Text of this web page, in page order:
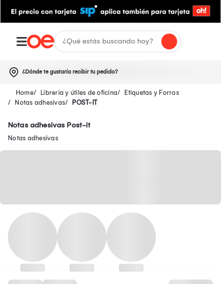
¿Dónde te gustaría recibir tu pedido?
Libreria y útiles de oficina
Etiquetas y Forros
Notas adhesivas
POST-IT
Notas adhesivas Post-it
Notas adhesivas